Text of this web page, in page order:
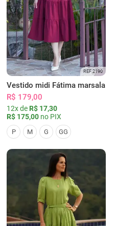
REF 2190
Vestido midi Fátima marsala
R$ 179,00
12x de R$ 17,30
R$ 175,00 no PIX
P M G GG